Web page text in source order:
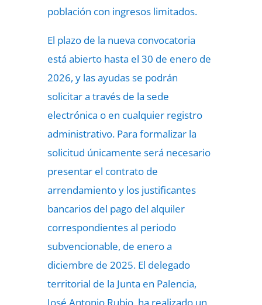
población con ingresos limitados.
El plazo de la nueva convocatoria
está abierto hasta el 30 de enero de
2026, y las ayudas se podrán
solicitar a través de la sede
electrónica o en cualquier registro
administrativo. Para formalizar la
solicitud únicamente será necesario
presentar el contrato de
arrendamiento y los justificantes
bancarios del pago del alquiler
correspondientes al periodo
subvencionable, de enero a
diciembre de 2025. El delegado
territorial de la Junta en Palencia,